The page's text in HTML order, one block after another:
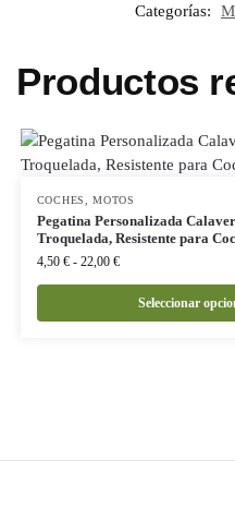
Categorías:
Productos
COCHES ,MOTOS
Pegatina Personalizada
Troquelada, Resistente para
4,50 € - 22,00 €
Seleccionar